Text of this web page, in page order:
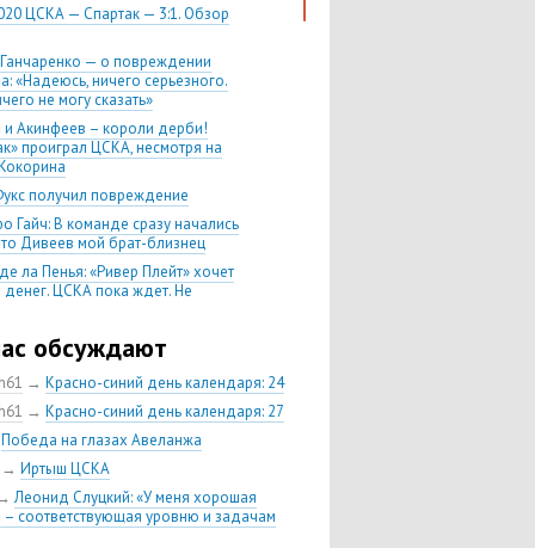
ЦСКА — Спартак — 3:1. Обзор
— о повреждении
«Надеюсь, ничего серьезного.
не могу сказать»
Акинфеев – короли дерби!
проиграл ЦСКА, несмотря на
получил повреждение
Гайч: В команде сразу начались
Дивеев мой брат-близнец
ла Пенья: «Ривер Плейт» хочет
ЦСКА пока ждет. Не
Химки — ЦСКА — 0:2. Обзор
сезона в РПЛ —
победа ЦСКА. Гончаренко
11 россиян в старте
— о Гайче: «Если покупаем за
деньги, значит, рассчитываем как
форварда»
«Влашича сложно заменить,
и Дзагоеву сегодня это
обсуждают
→ Красно-синий день календаря: 24
→ Красно-синий день календаря: 27
Победа на глазах Авеланжа
→ Иртыш ЦСКА
Леонид Слуцкий: «У меня хорошая
соответствующая уровню и задачам